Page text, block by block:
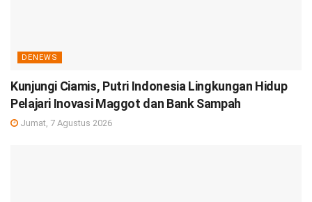
DENEWS
Kunjungi Ciamis, Putri Indonesia Lingkungan Hidup
Pelajari Inovasi Maggot dan Bank Sampah
Jumat, 7 Agustus 2026